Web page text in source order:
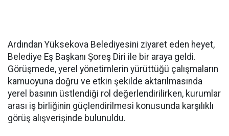
Ardından Yüksekova Belediyesini ziyaret eden heyet,
Belediye Eş Başkanı Şoreş Diri ile bir araya geldi.
Görüşmede, yerel yönetimlerin yürüttüğü çalışmaların
kamuoyuna doğru ve etkin şekilde aktarılmasında
yerel basının üstlendiği rol değerlendirilirken, kurumlar
arası iş birliğinin güçlendirilmesi konusunda karşılıklı
görüş alışverişinde bulunuldu.